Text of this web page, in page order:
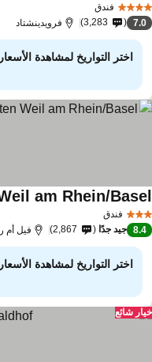
فندق
7.0
3,283 فرويدينشتاد
اختر التواريخ لمشاهدة
فندق
8.4 جيد جدًا 2,867 فيل أم
اختر التواريخ لمشاهدة
شائع